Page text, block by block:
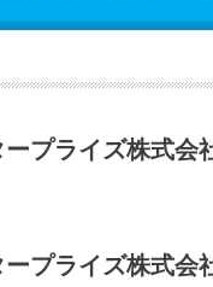
ープライズ株式
ープライズ株式